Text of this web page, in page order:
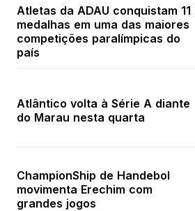
Atletas da ADAU conquistam 11
medalhas em uma das maiores
competições paralímpicas do
país
Atlântico volta à Série A diante
do Marau nesta quarta
ChampionShip de Handebol
movimenta Erechim com
grandes jogos